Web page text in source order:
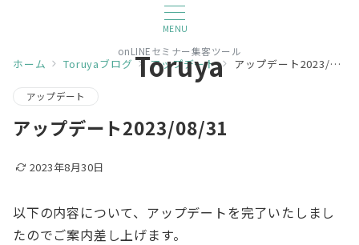
MENU
onLINEセミナー集客ツール
Toruya
ホーム Toruyaブログ アップデート アップデート2023/08/31
アップデート
アップデート2023/08/31
2023年8月30日
以下の内容について、アップデートを完了いたしまし
たのでご案内差し上げます。